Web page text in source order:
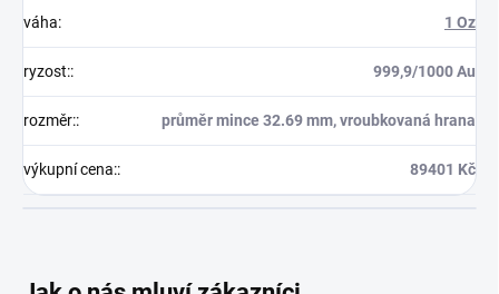
váha: 1 Oz
ryzost:: 999,9/1000 Au
rozměr:: průměr mince 32.69 mm, vroubkovaná hrana
výkupní cena:: 89401 Kč